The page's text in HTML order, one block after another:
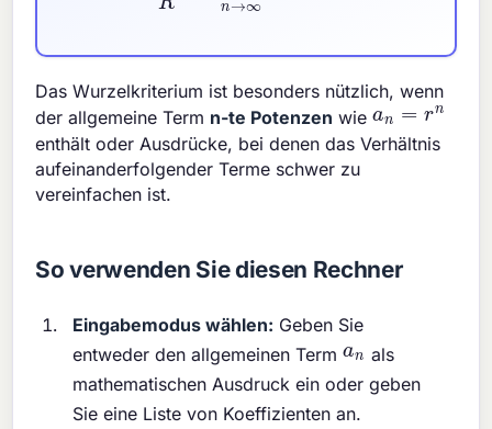
Das Wurzelkriterium ist besonders nützlich, wenn
der allgemeine Term n-te Potenzen wiean =rn
enthält oder Ausdrücke, bei denen das Verhältnis
aufeinanderfolgender Terme schwer zu
vereinfachen ist.
So verwenden Sie diesen Rechner
Eingabemodus wählen: Geben Sie
entweder den allgemeinen Terman als
mathematischen Ausdruck ein oder geben
Sie eine Liste von Koeffizienten an.